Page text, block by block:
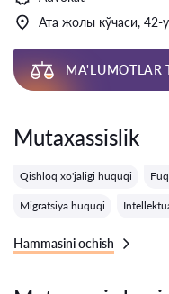
Ата жолы кўчаси, 42-
MA'LUMOTLAR
Mutaxassislik
Qishloq xo'jaligi huquqi
Migratsiya huquqi
Hammasini ochish